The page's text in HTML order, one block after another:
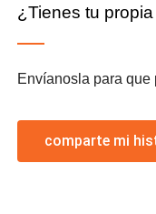
¿Tienes tu
Envíanosla para
comparte mi